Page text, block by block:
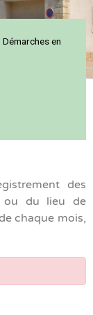
Démarches en
des
ou du lieu de
chaque mois,